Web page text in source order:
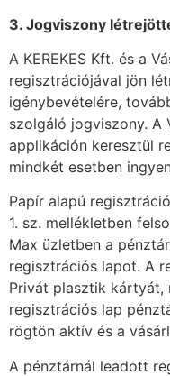
3. Jogviszony
A KEREKES Kft. és a
regisztrációjával jön
igénybevételére,
szolgáló jogviszony. A
applikáción keresztül
mindkét esetben
Papír alapú
1. sz. mellékletben
Max üzletben a
regisztrációs lapot. A
Privát plasztik
regisztrációs lap
rögtön aktív és a
A pénztárnál leadott